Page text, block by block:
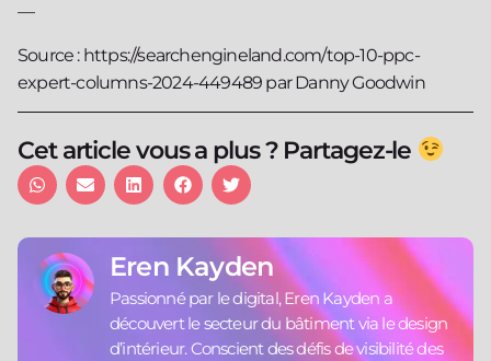
—
Source : https://searchengineland.com/top-10-ppc-
expert-columns-2024-449489 par Danny Goodwin
Cet article vous a plus ? Partagez-le
Eren Kayden
Passionné par le digital, Eren Kayden a
découvert le secteur du bâtiment via le design
d’intérieur. Conscient des défis de visibilité des